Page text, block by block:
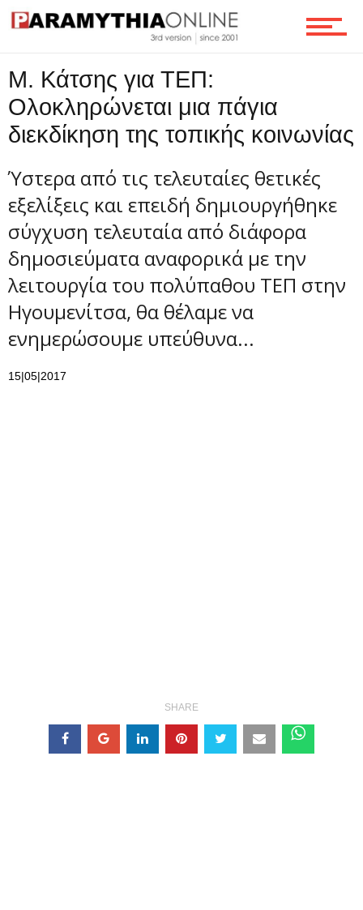
Επικοινωνία
M. Κάτσης για ΤΕΠ:
Ολοκληρώνεται μια πάγια
διεκδίκηση της τοπικής κοινωνίας
Ύστερα από τις τελευταίες θετικές
εξελίξεις και επειδή δημιουργήθηκε
σύγχυση τελευταία από διάφορα
δημοσιεύματα αναφορικά με την
λειτουργία του πολύπαθου ΤΕΠ στην
Ηγουμενίτσα, θα θέλαμε να
ενημερώσουμε υπεύθυνα...
15|05|2017
SHARE